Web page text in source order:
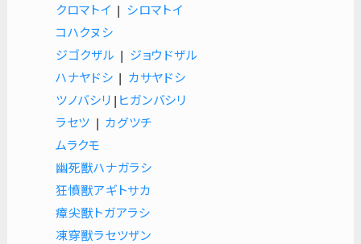
クロマトイ | シロマトイ
コハクヌシ
ジゴクザル | ジョウドザル
ハナヤドシ | カサヤドシ
ツノバシリ | ヒガンバシリ
ラセツ | カグツチ
ムラクモ
幽死獸ハナガラシ
狂憤獸アギトサカ
瘴尖獸トガアラシ
凍穿獸ラセツザン